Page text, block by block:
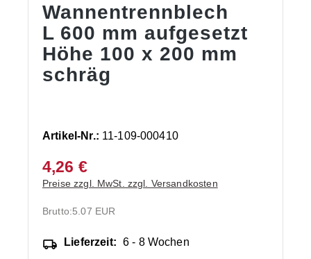
Wannentrennblech
L 600 mm aufgesetzt
Höhe 100 x 200 mm
schräg
Artikel-Nr.: 11-109-000410
4,26 €
Preise zzgl. MwSt. zzgl. Versandkosten
Brutto:5.07 EUR
Lieferzeit: 6 - 8 Wochen